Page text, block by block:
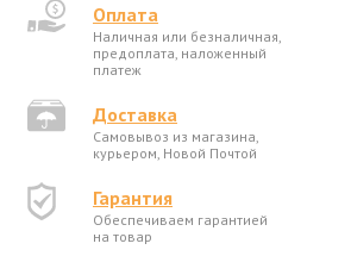
Оплата
Наличная или безналичная,
предоплата, наложенный
платеж
Доставка
Самовывоз из магазина,
курьером, Новой Почтой
Гарантия
Обеспечиваем гарантией
на товар